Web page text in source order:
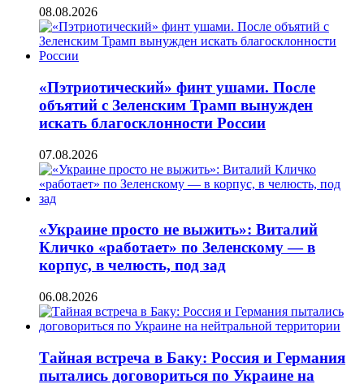
08.08.2026
«Пэтриотический» финт ушами. После
объятий с Зеленским Трамп вынужден
искать благосклонности России
07.08.2026
«Украине просто не выжить»: Виталий
Кличко «работает» по Зеленскому — в
корпус, в челюсть, под зад
06.08.2026
Тайная встреча в Баку: Россия и Германия
пытались договориться по Украине на